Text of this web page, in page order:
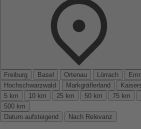
Freiburg
Basel Ortenau Lörrach
Hochschwarzwald
Markgräflerland
5 km
10 km 25 km 50 km 75 km
500 km
Datum aufsteigend
Nach Relevanz